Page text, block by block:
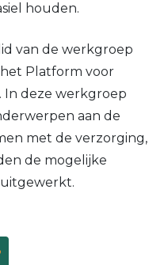
houden.
van de werkgroep
Platform voor
In deze werkgroep
aan de
met de verzorging,
de mogelijke